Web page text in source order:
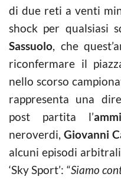
di due reti a venti
shock per qualsiasi
Sassuolo, che
riconfermare il
nello scorso
rappresenta una
post partita l’
neroverdi, Giovanni
alcuni episodi
‘Sky Sport’: “Siamo